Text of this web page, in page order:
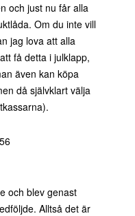
och just nu får alla
Om du inte vill
jag lova att alla
få detta i julklapp,
även kan köpa
då självklart välja
och blev genast
Alltså det är